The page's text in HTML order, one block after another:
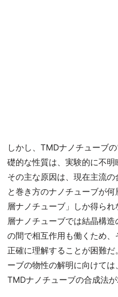
しかし、TMDナノチューブ
礎的な性質は、実験的に不明
その主な原因は、現在主流
と巻き方のナノチューブが
層ナノチューブ」しか得ら
層ナノチューブでは結晶構
の間で相互作用も働くため
正確に理解することが困難
ーブの物性の解明に向けて
TMDナノチューブの合成法が